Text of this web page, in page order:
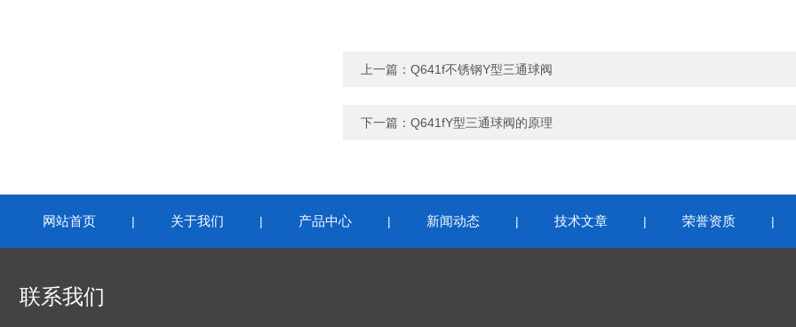
上一篇： Q641f不锈钢Y型三通球阀
下一篇： Q641fY型三通球阀的原理
网站首页 | 关于我们 | 产品中心 | 新闻动态 | 技术文章 | 荣誉资质 |
联系我们